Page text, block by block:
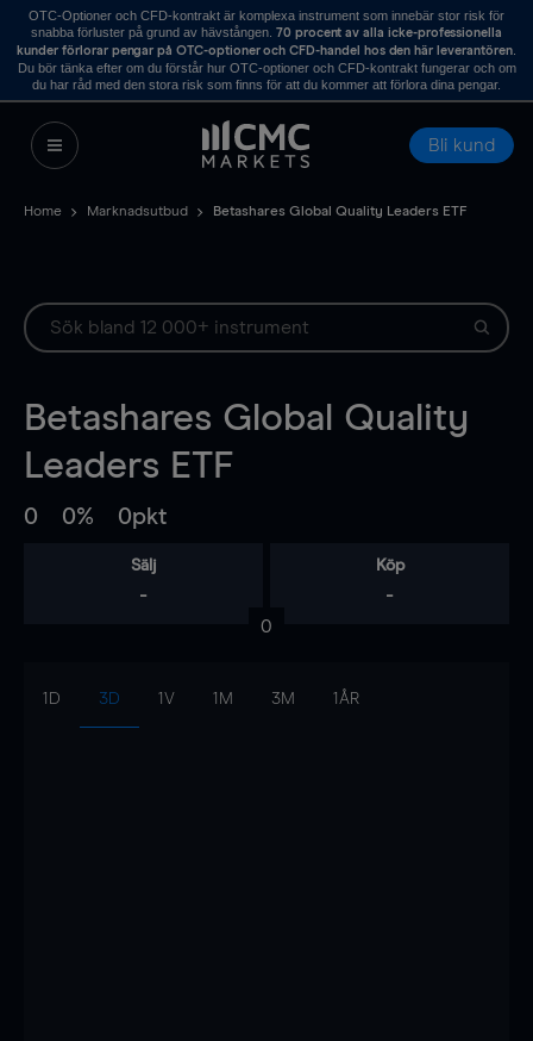
OTC-Optioner och CFD-kontrakt är komplexa instrument som innebär stor risk för
snabba förluster på grund av hävstången. 70 procent av alla icke-professionella
kunder förlorar pengar på OTC-optioner och CFD-handel hos den här leverantören.
Du bör tänka efter om du förstår hur OTC-optioner och CFD-kontrakt fungerar och om
du har råd med den stora risk som finns för att du kommer att förlora dina pengar.
Bli kund
Home Marknadsutbud Betashares Global Quality Leaders ETF
Betashares Global Quality
Leaders ETF
0 0% 0pkt
Sälj
-
Köp
-
0
1D 3D 1V 1M 3M 1ÅR